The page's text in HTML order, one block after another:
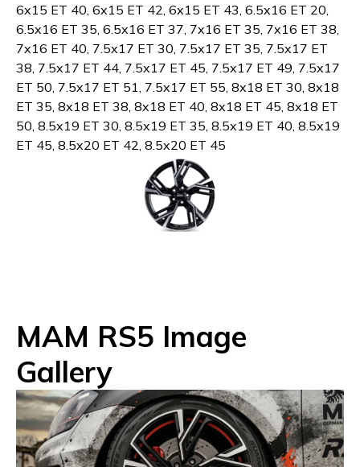
6x15 ET 40, 6x15 ET 42, 6x15 ET 43, 6.5x16 ET 20,
6.5x16 ET 35, 6.5x16 ET 37, 7x16 ET 35, 7x16 ET 38,
7x16 ET 40, 7.5x17 ET 30, 7.5x17 ET 35, 7.5x17 ET
38, 7.5x17 ET 44, 7.5x17 ET 45, 7.5x17 ET 49, 7.5x17
ET 50, 7.5x17 ET 51, 7.5x17 ET 55, 8x18 ET 30, 8x18
ET 35, 8x18 ET 38, 8x18 ET 40, 8x18 ET 45, 8x18 ET
50, 8.5x19 ET 30, 8.5x19 ET 35, 8.5x19 ET 40, 8.5x19
ET 45, 8.5x20 ET 42, 8.5x20 ET 45
MAM RS5 Image
Gallery